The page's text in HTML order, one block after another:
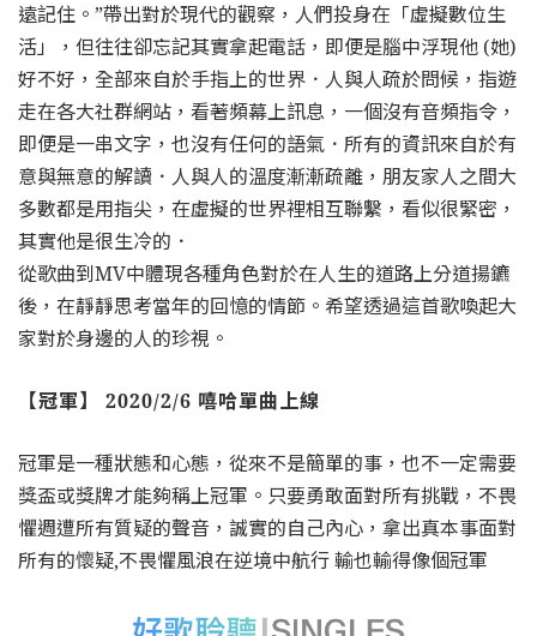
遠記住。”帶出對於現代的觀察，人們投身在「虛擬數位生
活」，但往往卻忘記其實拿起電話，即便是腦中浮現他 (她)
好不好，全部來自於手指上的世界．人與人疏於問候，指遊
走在各大社群網站，看著頻幕上訊息，一個沒有音頻指令，
即便是一串文字，也沒有任何的語氣．所有的資訊來自於有
意與無意的解讀．人與人的溫度漸漸疏離，朋友家人之間大
多數都是用指尖，在虛擬的世界裡相互聯繫，看似很緊密，
其實他是很生冷的．
從歌曲到MV中體現各種角色對於在人生的道路上分道揚鑣
後，在靜靜思考當年的回憶的情節。希望透過這首歌喚起大
家對於身邊的人的珍視。
【冠軍】 2020/2/6 嘻哈單曲上線
冠軍是一種狀態和心態，從來不是簡單的事，也不一定需要
獎盃或獎牌才能夠稱上冠軍。只要勇敢面對所有挑戰，不畏
懼週遭所有質疑的聲音，誠實的自己內心，拿出真本事面對
所有的懷疑,不畏懼風浪在逆境中航行 輸也輸得像個冠軍